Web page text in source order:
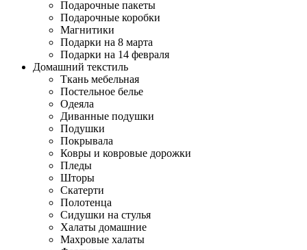
Подарочные пакеты
Подарочные коробки
Магнитики
Подарки на 8 марта
Подарки на 14 февраля
Домашний текстиль
Ткань мебельная
Постельное белье
Одеяла
Диванные подушки
Подушки
Покрывала
Ковры и ковровые дорожки
Пледы
Шторы
Скатерти
Полотенца
Сидушки на стулья
Халаты домашние
Махровые халаты